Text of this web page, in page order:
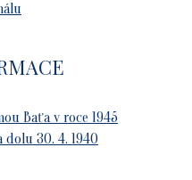
Baťa v roce 1945
dolu 30. 4. 1940